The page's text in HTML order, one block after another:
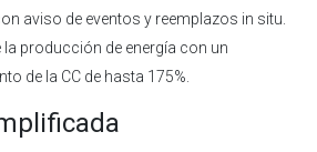
aviso de eventos y reemplazos in situ.
la producción de energía con un
de la CC de hasta 175%.